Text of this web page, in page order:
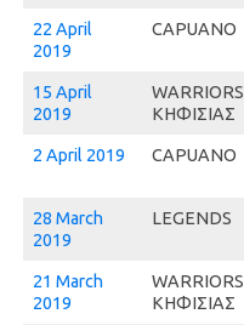
22 April
2019
CAPUANO
15 April
2019
WARRIORS
ΚΗΦΙΣΙΑΣ
2 April 2019 CAPUANO
28 March
2019
LEGENDS
21 March
2019
WARRIORS
ΚΗΦΙΣΙΑΣ